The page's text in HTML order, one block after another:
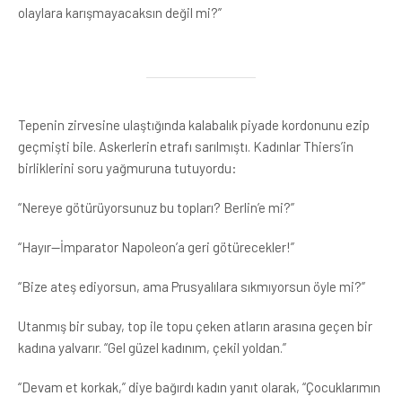
olaylara karışmayacaksın değil mi?”
Tepenin zirvesine ulaştığında kalabalık piyade kordonunu ezip
geçmişti bile. Askerlerin etrafı sarılmıştı. Kadınlar Thiers’in
birliklerini soru yağmuruna tutuyordu:
“Nereye götürüyorsunuz bu topları? Berlin’e mi?”
“Hayır—İmparator Napoleon’a geri götürecekler!”
“Bize ateş ediyorsun, ama Prusyalılara sıkmıyorsun öyle mi?”
Utanmış bir subay, top ile topu çeken atların arasına geçen bir
kadına yalvarır. “Gel güzel kadınım, çekil yoldan.”
“Devam et korkak,” diye bağırdı kadın yanıt olarak, “Çocuklarımın